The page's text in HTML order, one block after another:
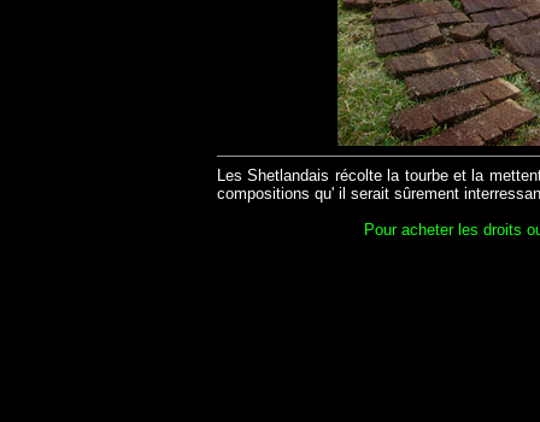
Les Shetlandais récolte la tourbe et la
compositions qu' il serait sûrement
Pour acheter les droits